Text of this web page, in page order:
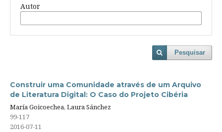
Autor
Pesquisar
Construir uma Comunidade através de um Arquivo
de Literatura Digital: O Caso do Projeto Cibéria
María Goicoechea, Laura Sánchez
99-117
2016-07-11